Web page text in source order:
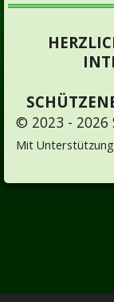
© 2023 - 2026
Mit